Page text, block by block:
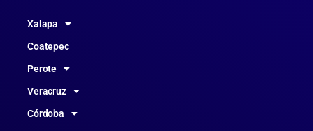
Xalapa
Coatepec
Perote
Veracruz
Córdoba